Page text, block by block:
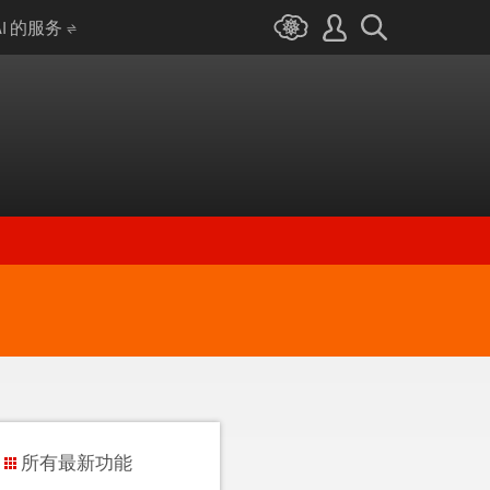
的服务
所有最新功能